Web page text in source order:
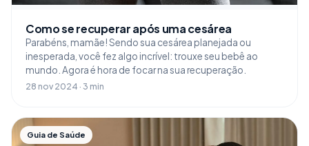
Como se recuperar após uma cesárea
Parabéns, mamãe! Sendo sua cesárea planejada ou
inesperada, você fez algo incrível: trouxe seu bebê ao
mundo. Agora é hora de focar na sua recuperação.
28 nov 2024 · 3 min
Guia de Saúde